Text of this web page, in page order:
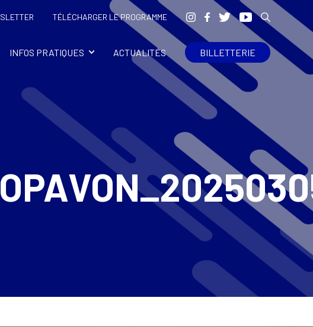
TÉLÉCHARGER LE PROGRAMME
INFOS PRATIQUES ACTUALITÉS BILLETTERIE